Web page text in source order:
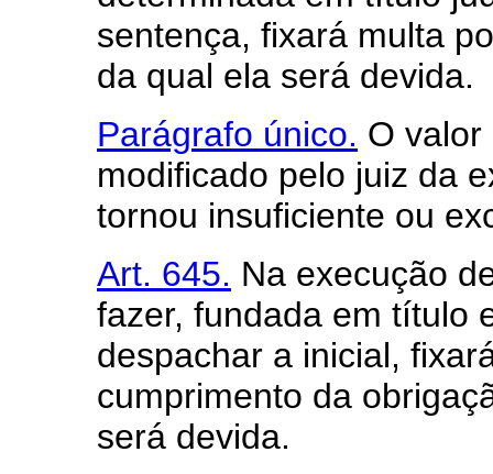
sentença, fixará multa
da qual ela será devida.
Parágrafo único. O valor
modificado pelo juiz da
tornou insuficiente ou
Art. 645. Na execução
fazer, fundada em título
despachar a inicial,
cumprimento da
será devida.